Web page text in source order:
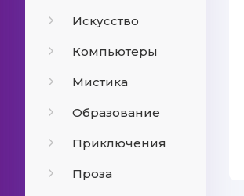
Искусство
Компьютеры
Мистика
Образование
Приключения
Проза